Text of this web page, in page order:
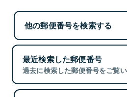
他の郵便番号を検索する
最近検索した郵便番号
過去に検索した郵便番号をご覧い